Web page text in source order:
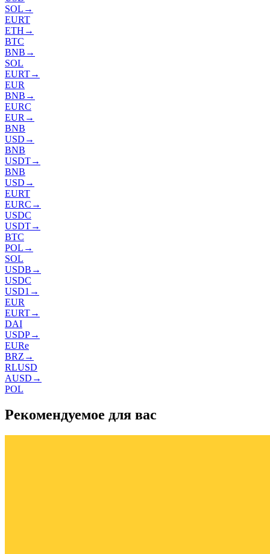
SOL →
EURT
ETH →
BTC
BNB →
SOL
EURT→
EUR
BNB →
EURC
EUR →
BNB
USD →
BNB
USDT→
BNB
USD →
EURT
EURC →
USDC
USDT→
BTC
POL →
SOL
USDB →
USDC
USD1 →
EUR
EURT→
DAI
USDP→
EURe
BRZ →
RLUSD
AUSD →
POL
Рекомендуемое для вас